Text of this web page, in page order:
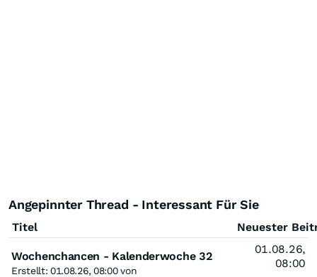
Angepinnter Thread - Interessant Für Sie
Titel Neuester
Wochenchancen - Kalenderwoche 32
Erstellt: 01.08.26, 08:00 von
01.08.26,
08:00